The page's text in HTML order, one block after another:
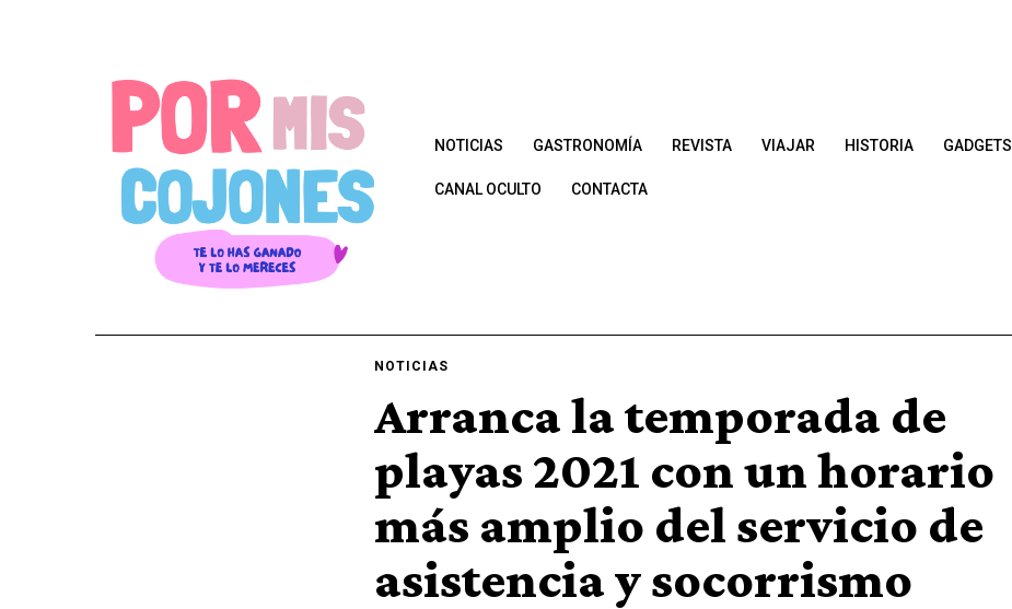
NOTICIAS GASTRONOMÍA REVISTA VIAJAR HISTORIA GADGETS
CANAL OCULTO CONTACTA
NOTICIAS
Arranca la temporada de
playas 2021 con un horario
más amplio del servicio de
asistencia y socorrismo